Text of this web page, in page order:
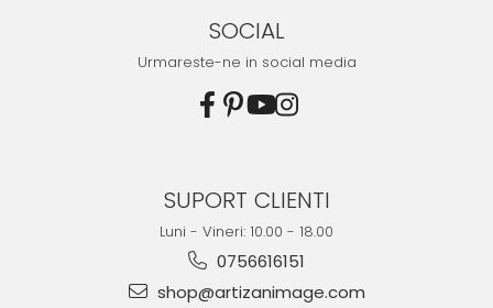
SOCIAL
Urmareste-ne in social media
SUPORT CLIENTI
Luni - Vineri: 10.00 - 18.00
0756616151
shop@artizanimage.com